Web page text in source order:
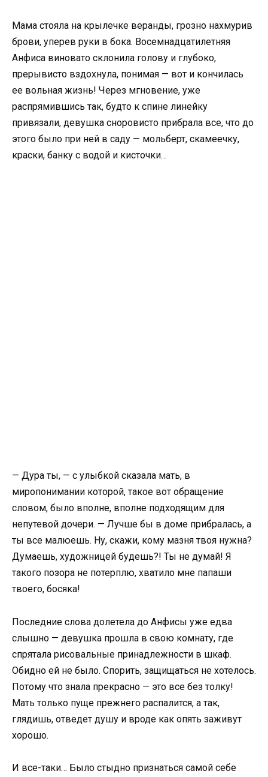
Мама стояла на крылечке веранды, грозно нахмурив
брови, уперев руки в бока. Восемнадцатилетняя
Анфиса виновато склонила голову и глубоко,
прерывисто вздохнула, понимая — вот и кончилась
ее вольная жизнь! Через мгновение, уже
распрямившись так, будто к спине линейку
привязали, девушка сноровисто прибрала все, что до
этого было при ней в саду — мольберт, скамеечку,
краски, банку с водой и кисточки…
— Дура ты, — с улыбкой сказала мать, в
миропонимании которой, такое вот обращение
словом, было вполне, вполне подходящим для
непутевой дочери. — Лучше бы в доме прибралась, а
ты все малюешь. Ну, скажи, кому мазня твоя нужна?
Думаешь, художницей будешь?! Ты не думай! Я
такого позора не потерплю, хватило мне папаши
твоего, босяка!
Последние слова долетела до Анфисы уже едва
слышно — девушка прошла в свою комнату, где
спрятала рисовальные принадлежности в шкаф.
Обидно ей не было. Спорить, защищаться не хотелось.
Потому что знала прекрасно — это все без толку!
Мать только пуще прежнего распалится, а так,
глядишь, отведет душу и вроде как опять заживут
хорошо.
И все-таки… Было стыдно признаться самой себе